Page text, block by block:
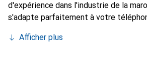
d'expérience dans l'industrie de la
s'adapte parfaitement à votre
Elle devient l'accessoire chic et
Afficher plus